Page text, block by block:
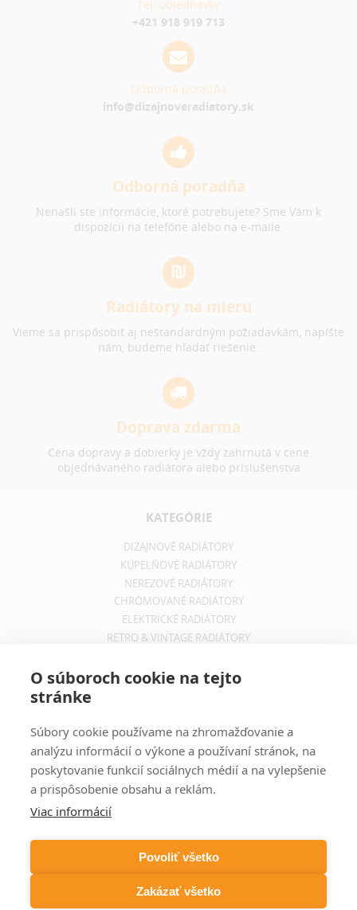
Tel. objednávky
+421 918 919 713
Odborná poradňa
info@dizajnoveradiatory.sk
Odborná poradňa
Nenašli ste informácie, ktoré potrebujete? Sme Vám k
dispozícii na telefóne alebo na e-maile.
Radiátory na mieru
Vieme sa prispôsobiť aj neštandardným požiadavkám, napíšte
nám, budeme hľadať riešenie.
Doprava zdarma
Cena dopravy a dobierky je vždy zahrnutá v cene
objednávaného radiátora alebo príslušenstva
KATEGÓRIE
DIZAJNOVÉ RADIÁTORY
KÚPEĽŇOVÉ RADIÁTORY
NEREZOVÉ RADIÁTORY
CHRÓMOVANÉ RADIÁTORY
ELEKTRICKÉ RADIÁTORY
RETRO & VINTAGE RADIÁTORY
INFORMÁCIE O DOPRAVE
OCHRANA SÚKROMIA
Zadajte svoju e-mailovú adresu a budete vždy informovaný o
aktuálnych akciách, novinkách a zľavách z našej ponuky dizajnových
radiátorov.
O súboroch cookie na tejto
stránke
Súbory cookie používame na zhromažďovanie a
analýzu informácií o výkone a používaní stránok, na
poskytovanie funkcií sociálnych médií a na vylepšenie
a prispôsobenie obsahu a reklám.
Viac informácií
Povoliť všetko
Zakázať všetko